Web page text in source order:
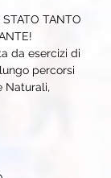
TANTO
da esercizi di
percorsi
Naturali,